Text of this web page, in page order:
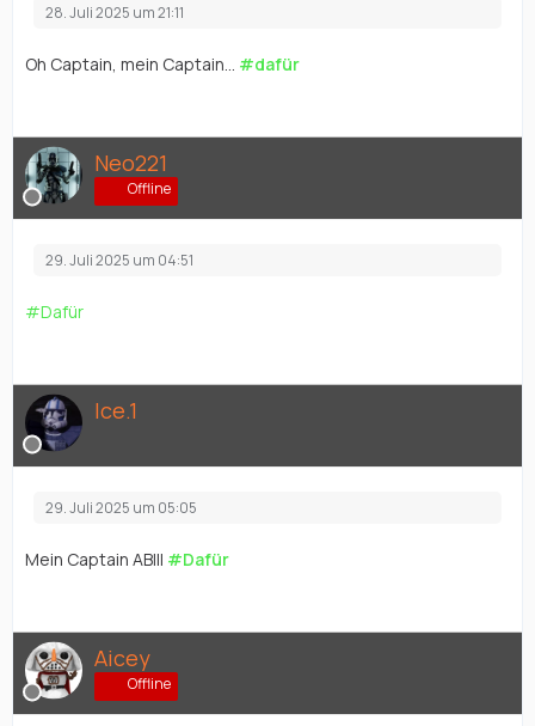
28. Juli 2025 um 21:11
Oh Captain, mein Captain... #dafür
Neo221
Offline
29. Juli 2025 um 04:51
#Dafür
Ice.1
29. Juli 2025 um 05:05
Mein Captain ABIII #Dafür
Aicey
Offline